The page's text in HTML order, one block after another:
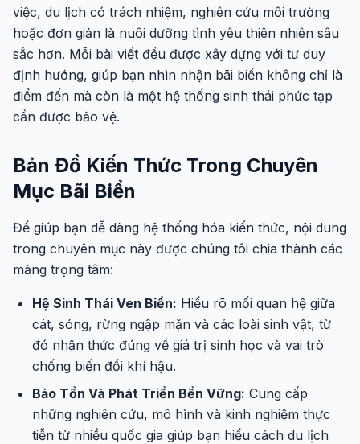
việc, du lịch có trách nhiệm, nghiên cứu môi trường
hoặc đơn giản là nuôi dưỡng tình yêu thiên nhiên sâu
sắc hơn. Mỗi bài viết đều được xây dựng với tư duy
định hướng, giúp bạn nhìn nhận bãi biển không chỉ là
điểm đến mà còn là một hệ thống sinh thái phức tạp
cần được bảo vệ.
Bản Đồ Kiến Thức Trong Chuyên
Mục Bãi Biển
Để giúp bạn dễ dàng hệ thống hóa kiến thức, nội dung
trong chuyên mục này được chúng tôi chia thành các
mảng trọng tâm:
Hệ Sinh Thái Ven Biển: Hiểu rõ mối quan hệ giữa
cát, sóng, rừng ngập mặn và các loài sinh vật, từ
đó nhận thức đúng về giá trị sinh học và vai trò
chống biến đổi khí hậu.
Bảo Tồn Và Phát Triển Bền Vững: Cung cấp
những nghiên cứu, mô hình và kinh nghiệm thực
tiễn từ nhiều quốc gia giúp bạn hiểu cách du lịch